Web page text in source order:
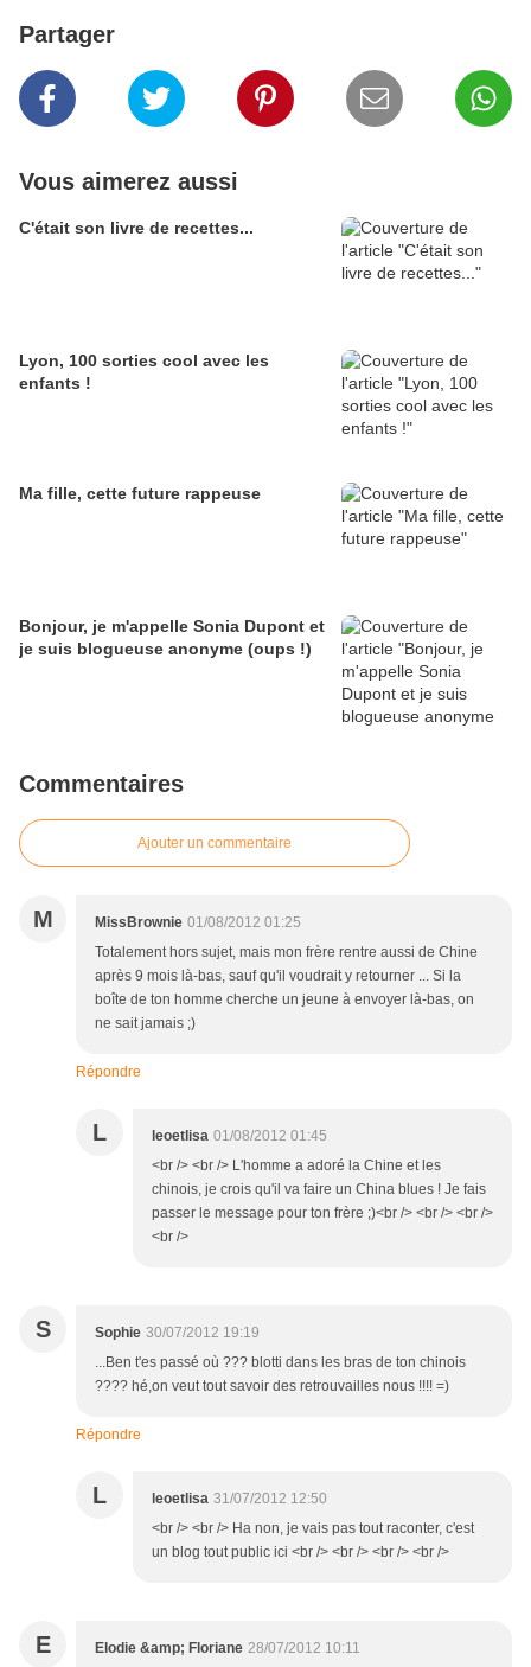
Partager
Vous aimerez aussi
C'était son livre de recettes...
Lyon, 100 sorties cool avec les
enfants !
Ma fille, cette future rappeuse
Bonjour, je m'appelle Sonia Dupont et
je suis blogueuse anonyme (oups !)
Commentaires
Ajouter un commentaire
M MissBrownie 01/08/2012 01:25
Totalement hors sujet, mais mon frère rentre aussi de Chine
après 9 mois là-bas, sauf qu'il voudrait y retourner ... Si la
boîte de ton homme cherche un jeune à envoyer là-bas, on
ne sait jamais ;)
Répondre
L leoetlisa 01/08/2012 01:45
<br /> <br /> L'homme a adoré la Chine et les
chinois, je crois qu'il va faire un China blues ! Je fais
passer le message pour ton frère ;)<br /> <br /> <br />
<br />
S Sophie 30/07/2012 19:19
...Ben t'es passé où ??? blotti dans les bras de ton chinois
???? hé,on veut tout savoir des retrouvailles nous !!!! =)
Répondre
L leoetlisa 31/07/2012 12:50
<br /> <br /> Ha non, je vais pas tout raconter, c'est
un blog tout public ici <br /> <br /> <br /> <br />
E Elodie &amp; Floriane 28/07/2012 10:11